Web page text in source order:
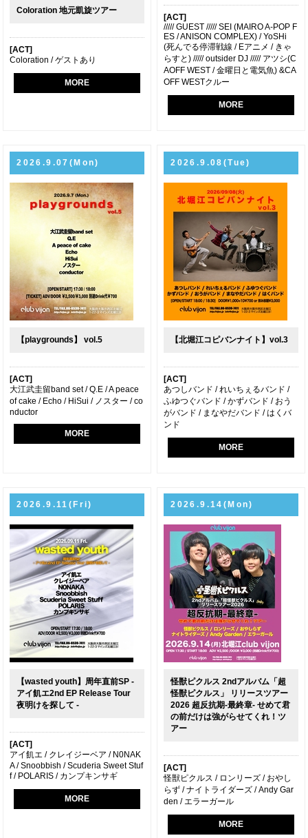
Coloration 地元凱旋ツアー
[ACT]
Coloration / ゲストあり
MORE
[ACT]
///// GUEST ///// SEI (MAIRO A-POP F
ES / ANISON COMPLEX) / YoSHi
(死んでる停滞戦線 / Eアニメ / きゃ
らすと) ///// outsider DJ ///// アツシ(C
AOFF WEST / 金曜日と電気魚) &CA
OFF WESTクルー
MORE
2026.9.07(Mon)
【playgrounds】 vol.5
[ACT]
大江武圭留band set / Q.E / A peace
of cake / Echo / HiSui / ノスター / co
nductor
MORE
2026.9.08(Tue)
【北堀江コピバンナイト】vol.3
[ACT]
あつしバンド / れいちぇるバンド /
ふゆつぐバンド / かずバンド / おう
がバンド / まなやだバンド / はくバ
ンド
MORE
2026.9.11(Fri)
【wasted youth】周年直前SP -
アイ飢エ2nd EP Release Tour
夜明けを探して -
[ACT]
アイ飢エ / クレイジーベア / N0NAK
A / Snoobbish / Scuderia Sweet Stuf
f / POLARIS / カンプキンサギ
MORE
2026.9.14(Mon)
怪獣ピクルス 2ndアルバム「超
怪獣ピクルス」 リリースツアー
2026 超反抗期-最終章- せめて君
の前だけは強がらせてくれ！ツ
アー
[ACT]
怪獣ピクルス / ロンリーズ / おやし
らず / ナイトライダーズ / Andy Gar
den / エラーガール
MORE